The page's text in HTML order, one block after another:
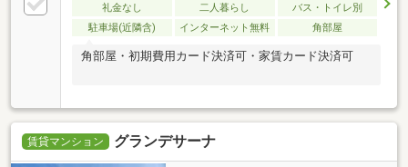
礼金なし 二人暮らし
バス・トイレ別
駐車場(近隣含)
インターネット無料 角部屋
角部屋・初期費用カード決済可・家賃カード決済可
賃貸マンション グランデサーナ